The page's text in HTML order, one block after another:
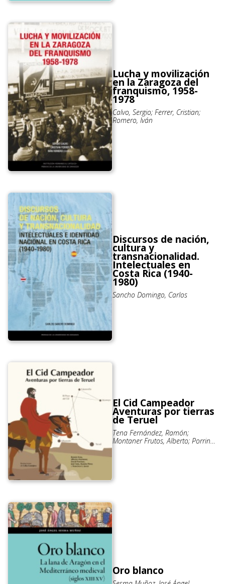
Lucha y movilización
en la Zaragoza del
franquismo, 1958-
1978
Calvo, Sergio; Ferrer, Cristian;
Romero, Iván
Discursos de nación,
cultura y
transnacionalidad.
Intelectuales en
Costa Rica (1940-
1980)
Sancho Domingo, Carlos
El Cid Campeador
Aventuras por tierras
de Teruel
Tena Fernández, Ramón;
Montaner Frutos, Alberto; Porrinas
Oro blanco